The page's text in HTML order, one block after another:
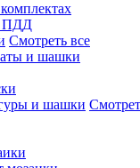
ПДД
Смотреть все
и шашки
и шашки